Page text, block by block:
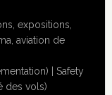
expositions,
aviation de
|Safety
des vols)